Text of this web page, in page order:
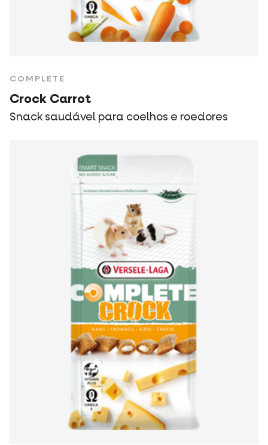
COMPLETE
Crock Carrot
Snack saudável para coelhos e roedores